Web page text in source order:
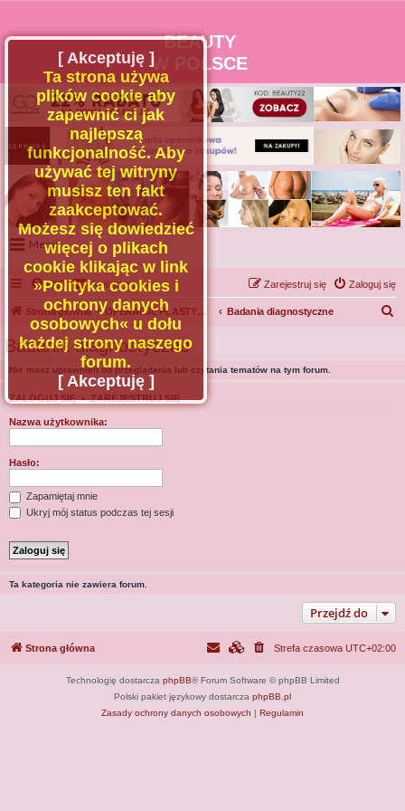
BEAUTY
W POLSCE
Menu
Portal
Facebook
Regulamin
Zapytaj administratora
Kontakt
FAQ Kontakt z nami Zaloguj się
Zarejestruj się
Strona główna OPERACJE PLASTYCZNE - OGÓLNE Badania diagnostyczne
Badania diagnostyczne
Nie masz uprawnień do przeglądania lub czytania tematów na tym forum.
ZALOGUJ SIĘ•ZAREJESTRUJ SIĘ
Nazwa użytkownika:
Hasło:
Zapamiętaj mnie
Ukryj mój status podczas tej sesji
Ta kategoria nie zawiera forum.
Przejdź do
[ Akceptuję ]
Ta strona używa
plików cookie aby
zapewnić ci jak
najlepszą
funkcjonalność. Aby
używać tej witryny
musisz ten fakt
zaakceptować.
Możesz się dowiedzieć
więcej o plikach
cookie klikając w link
»Polityka cookies i
ochrony danych
osobowych« u dołu
każdej strony naszego
forum.
[ Akceptuję ]
Strona główna Strefa czasowa UTC+02:00
Technologię dostarcza phpBB® Forum Software © phpBB Limited
Polski pakiet językowy dostarcza phpBB.pl
Zasady ochrony danych osobowych | Regulamin